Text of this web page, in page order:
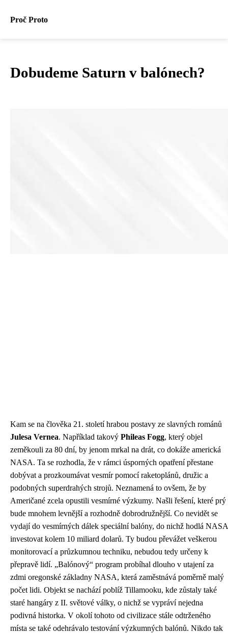
Proč Proto
Dobudeme Saturn v balónech?
Kam se na člověka 21. století hrabou postavy ze slavných románů
Julesa Vernea. Například takový Phileas Fogg, který objel
zeměkouli za 80 dní, by jenom mrkal na drát, co dokáže americká
NASA. Ta se rozhodla, že v rámci úsporných opatření přestane
dobývat a prozkoumávat vesmír pomocí raketoplánů, družic a
podobných superdrahých strojů. Neznamená to ovšem, že by
Američané zcela opustili vesmírné výzkumy. Našli řešení, které prý
bude mnohem levnější a rozhodně dobrodružnější. Co nevidět se
vydají do vesmírných dálek speciální balóny, do nichž hodlá NASA
investovat kolem 10 miliard dolarů. Ty budou převážet veškerou
monitorovací a průzkumnou techniku, nebudou tedy určeny k
přepravě lidí. „Balónový“ program probíhal dlouho v utajení za
zdmi oregonské základny NASA, která zaměstnává poměrně malý
počet lidi. Objekt se nachází poblíž Tillamooku, kde zůstaly také
staré hangáry z II. světové války, o nichž se vypráví nejedna
podivná historka. V okolí tohoto od civilizace stále odtrženého
místa se také odehrávalo testování výzkumných balónů. Nikdo tak